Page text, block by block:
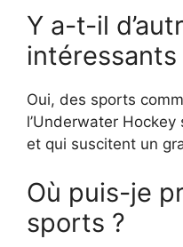
Y a-t-il
intéressants
Oui, des sports
l’Underwater
et qui suscitent un
Où puis-je
sports ?